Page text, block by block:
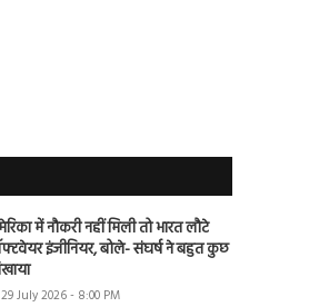
में नौकरी नहीं मिली तो भारत लौटे
इंजीनियर, बोले- संघर्ष ने बहुत कुछ
29 July 2026 - 8:00 PM